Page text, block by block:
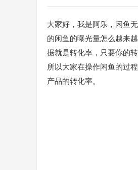
大家好，我是阿乐，闲鱼
的闲鱼的曝光量怎么越来
据就是转化率，只要你的
所以大家在操作闲鱼的过
产品的转化率。